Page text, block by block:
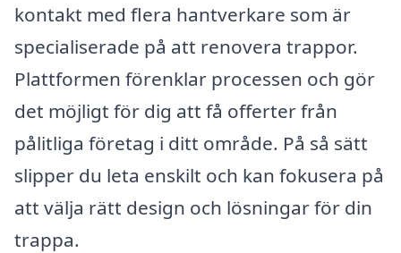
kontakt med flera hantverkare som är
specialiserade på att renovera trappor.
Plattformen förenklar processen och gör
det möjligt för dig att få offerter från
pålitliga företag i ditt område. På så sätt
slipper du leta enskilt och kan fokusera på
att välja rätt design och lösningar för din
trappa.